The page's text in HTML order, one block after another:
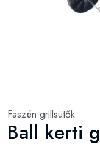
Faszén grillsütők
Ball kerti